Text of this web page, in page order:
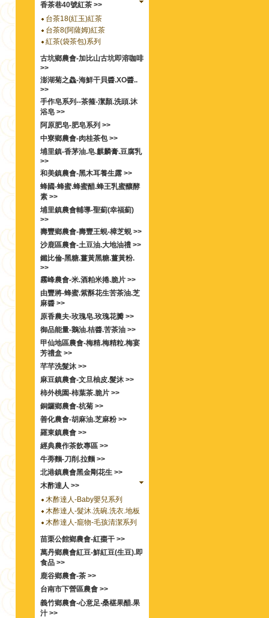
香茶巷40號紅茶 >>
台茶18(紅玉)紅茶
台茶8(阿薩姆)紅茶
紅茶(袋茶包)系列
古坑鄉農會-加比山古坑即溶咖啡
>>
澎湖菊之鱻-海鮮干貝醬.XO醬..
>>
手作皂系列--茶箍-潔顏.洗頭.沐
浴皂 >>
阿原肥皂-肥皂系列 >>
中寮鄉農會-肉桂茶包 >>
埔里鎮-香茅油.皂.麒麟膏.豆腐乳
>>
和美鎮農會-黑木耳養生露 >>
蜂國-蜂蜜.蜂蜜醋.蜂王乳蜜釀酵
素 >>
埔里鎮農會輔導-聖薊(幸福薊)
>>
壽豐鄉農會-壽豐王蜆-樟芝蜆 >>
沙鹿區農會-土豆油.大地油禮 >>
鐵比倫-黑糖.薑黃黑糖.薑黃粉.
>>
霧峰農會-米.酒粕米捲.脆片 >>
由豐將-蜂蜜.紫酥花生苦茶油.芝
麻醬 >>
原香農夫-玫瑰皂.玫瑰花瓣 >>
御品能量-鵝油.桔醬.苦茶油 >>
甲仙地區農會-梅精.梅精粒.梅宴
芳禮盒 >>
芊芊洗髮沐 >>
麻豆鎮農會-文旦柚皮.髮沐 >>
柿外桃園-柿葉茶.脆片 >>
銅鑼鄉農會-杭菊 >>
善化農會-胡麻油.芝麻粉 >>
羅東鎮農會 >>
經典農作茶飲專區 >>
牛蒡麵-刀削.拉麵 >>
北港鎮農會黑金剛花生 >>
木酢達人 >>
木酢達人-Baby嬰兒系列
木酢達人-髮沐.洗碗.洗衣.地板
木酢達人-竉物-毛孩清潔系列
苗栗公館鄉農會-紅棗干 >>
萬丹鄉農會紅豆-鮮紅豆(生豆).即
食品 >>
鹿谷鄉農會-茶 >>
台南市下營區農會 >>
義竹鄉農會-心意足‧桑椹果醋.果
汁 >>